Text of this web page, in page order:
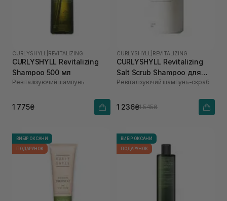
CURLYSHYLL REVITALIZING
CURLYSHYLL Revitalizing
Shampoo 500 мл
Ревіталізуючий шампунь
1 775₴
CURLYSHYLL REVITALIZING
CURLYSHYLL Revitalizing
Salt Scrub Shampoo для
ослабленої шкіри голови
Ревіталізуючий шампунь-скраб
1 236₴1 545₴
ВИБІР ОКСАНИ
ПОДАРУНОК
ВИБІР ОКСАНИ
ПОДАРУНОК